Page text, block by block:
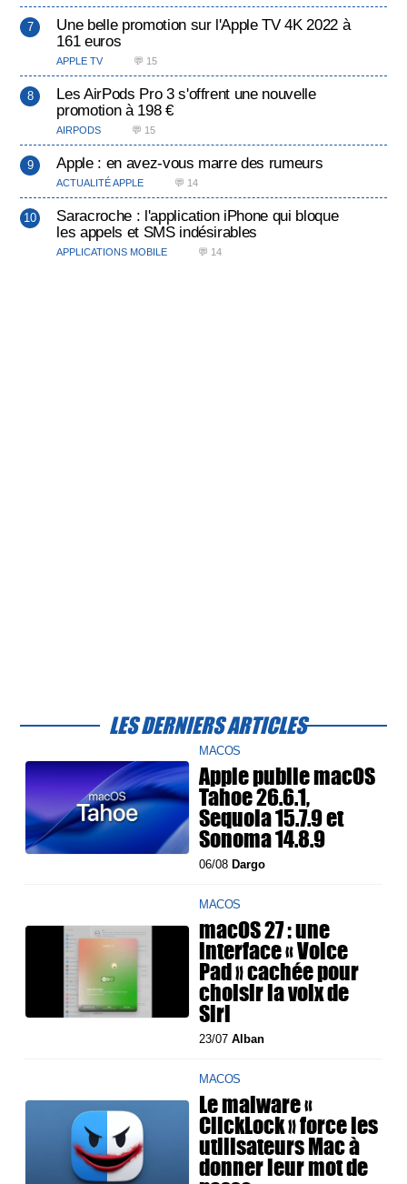
Une belle promotion sur l'Apple TV 4K 2022 à
161 euros
APPLE TV 💬 15
Les AirPods Pro 3 s'offrent une nouvelle
promotion à 198 €
AIRPODS 💬 15
Apple : en avez-vous marre des rumeurs
ACTUALITÉ APPLE 💬 14
Saracroche : l'application iPhone qui bloque
les appels et SMS indésirables
APPLICATIONS MOBILE 💬 14
LES DERNIERS ARTICLES
MACOS
Apple publie macOS
Tahoe 26.6.1,
Sequoia 15.7.9 et
Sonoma 14.8.9
06/08 Dargo
MACOS
macOS 27 : une
interface « Voice
Pad » cachée pour
choisir la voix de
Siri
23/07Alban
MACOS
Le malware «
ClickLock » force les
utilisateurs Mac à
donner leur mot de